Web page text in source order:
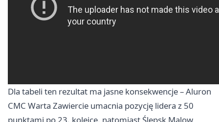
Dla tabeli ten rezultat ma jasne konsekwencje – Aluron
CMC Warta Zawiercie umacnia pozycję lidera z 50